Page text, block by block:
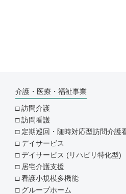
介護・医療・福祉事業
訪問介護
訪問看護
定期巡回・随時対応型訪問介護
デイサービス
デイサービス (リハビリ特化型)
居宅介護支援
看護小規模多機能
グループホーム